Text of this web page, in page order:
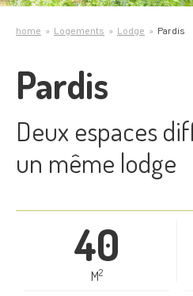
home Logements Lodge Pardis
Pardis
Deux espaces
un même lodge
40
M2